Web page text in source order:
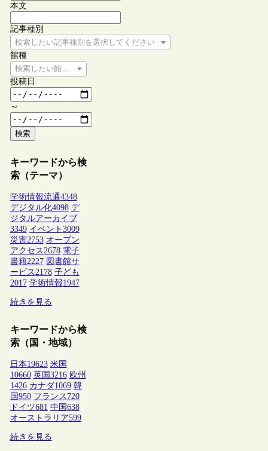
本文
記事種別
検索したい記事種別を選択してください
館種
検索したい館種を選択してください
投稿日
～
検索
キーワードから検
索（テーマ）
学術情報流通4348
デジタル化4098 デ
ジタルアーカイブ
3349 イベント 3009
災害2753 オープン
アクセス2678 電子
書籍2227 図書館サ
ービス2178 子ども
2017 学術情報1947
続きを見る
キーワードから検
索（国・地域）
日本19623 米国
10660 英国 3216 欧州
1426 カナダ1069 韓
国 950 フランス 720
ドイツ681 中国 638
オーストラリア599
続きを見る